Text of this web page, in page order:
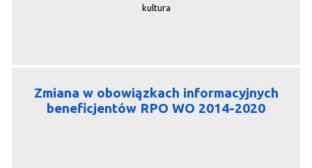
kultura
Zmiana w obowiązkach informacyjnych
beneficjentów RPO WO 2014-2020